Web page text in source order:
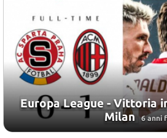
Europa League - Vittoria
Milan 6 anni